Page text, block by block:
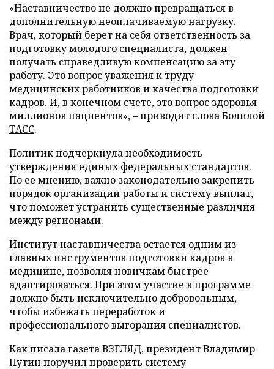
«Наставничество не должно превращаться в
дополнительную неоплачиваемую нагрузку.
Врач, который берет на себя ответственность за
подготовку молодого специалиста, должен
получать справедливую компенсацию за эту
работу. Это вопрос уважения к труду
медицинских работников и качества подготовки
кадров. И, в конечном счете, это вопрос здоровья
миллионов пациентов», – приводит слова Болилой
ТАСС.
Политик подчеркнула необходимость
утверждения единых федеральных стандартов.
По ее мнению, важно законодательно закрепить
порядок организации работы и систему выплат,
что поможет устранить существенные различия
между регионами.
Институт наставничества остается одним из
главных инструментов подготовки кадров в
медицине, позволяя новичкам быстрее
адаптироваться. При этом участие в программе
должно быть исключительно добровольным,
чтобы избежать переработок и
профессионального выгорания специалистов.
Как писала газета ВЗГЛЯД, президент Владимир
Путин поручилпроверить систему